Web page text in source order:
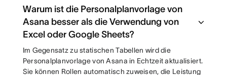
Warum ist die Personalplanvorlage von
Asana besser als die Verwendung von
Excel oder Google Sheets?
Im Gegensatz zu statischen Tabellen wird die
Personalplanvorlage von Asana in Echtzeit aktualisiert.
Sie können Rollen automatisch zuweisen, die Leistung